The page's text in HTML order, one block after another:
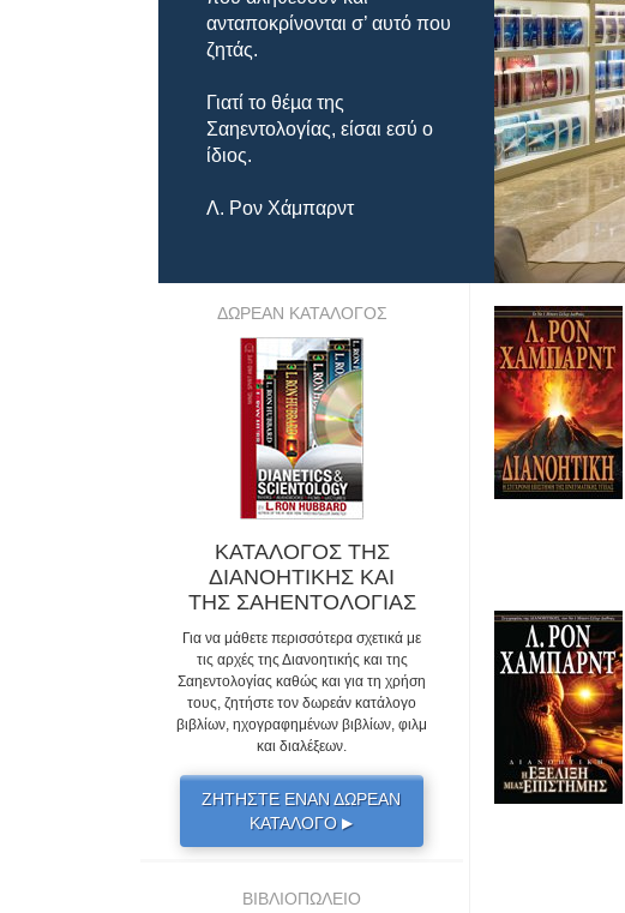
Οι Βασικές Αρχές της
Μια Εισαγωγή στη
Αγάπη και Μίσος –
Tι είναι η Μεγαλοσύνη;
ανταποκρίνονται σ’ αυτό που
ζητάς.
Γιατί το θέµα της
Σαηεντολογίας, είσαι εσύ ο
ίδιος.
Λ. Ρον Χάμπαρντ
ΔΩΡΕΑΝ ΚΑΤΑΛΟΓΟΣ
ΚΑΤΑΛΟΓΟΣ ΤΗΣ
ΔΙΑΝΟΗΤΙΚΗΣ ΚΑΙ
ΤΗΣ ΣΑΗΕΝΤΟΛΟΓΙΑΣ
Για να μάθετε περισσότερα σχετικά με
τις αρχές της Διανοητικής και της
Σαηεντολογίας καθώς και για τη χρήση
τους, ζητήστε τον δωρεάν κατάλογο
βιβλίων, ηχογραφημένων βιβλίων, φιλμ
και διαλέξεων.
ΖΗΤΗΣΤΕ ΕΝΑΝ ΔΩΡΕΑΝ
ΚΑΤΑΛΟΓΟ▶
ΒΙΒΛΙΟΠΩΛΕΙΟ